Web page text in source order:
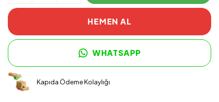
HEMEN AL
WHATSAPP
Kapıda Ödeme Kolaylığı